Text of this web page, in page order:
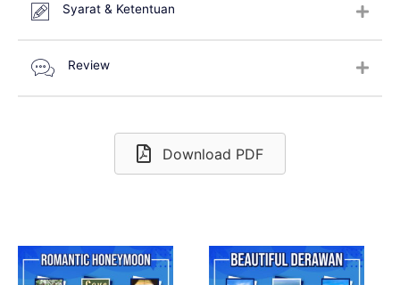
Syarat & Ketentuan
Review
Download PDF